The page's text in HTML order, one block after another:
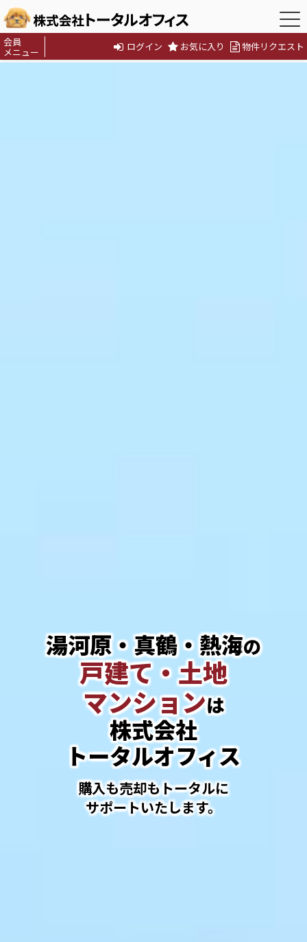
会員
メニュー ログイン お気に入り 物件リクエスト
湯河原・真鶴・熱海の
戸建て・土地
マンションは
株式会社
トータルオフィス
購入も売却もトータルに
サポートいたします。